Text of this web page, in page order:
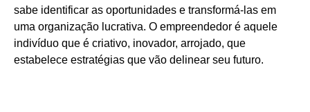
sabe identificar as oportunidades e transformá-las em
uma organização lucrativa. O empreendedor é aquele
indivíduo que é criativo, inovador, arrojado, que
estabelece estratégias que vão delinear seu futuro.